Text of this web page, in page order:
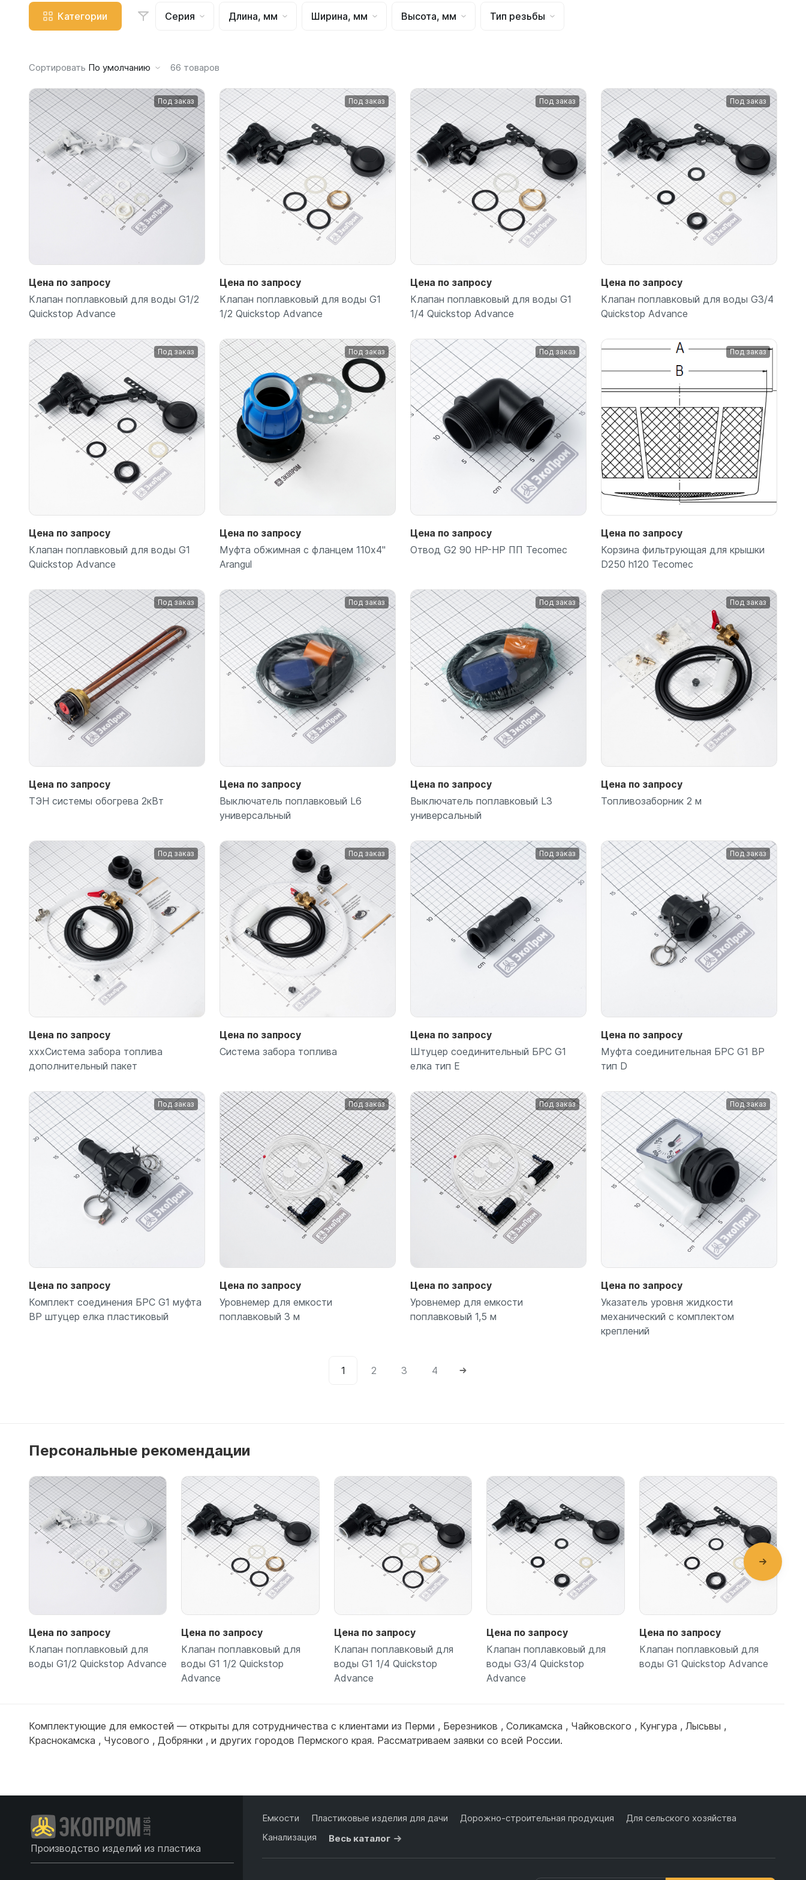
Емкости для воды 4000 литров
Емкости для воды 1500 литров
Емкости для воды 1000 литров
Емкости для воды 750 литров
Емкости для воды 600 литров
Емкости для воды 500 литров
Емкости для воды 400 литров
Емкости для воды 300 литров
Емкости для воды 240 литров
Емкости для воды 200 литров
Емкости для воды 100 литров
ЦКТ для ферментации
Категории Серия Длина, мм Ширина, мм Высота, мм Тип резьбы
Сортировать По умолчанию 66 товаров
Под заказ
Подробнее
Цена по запросу
Клапан поплавковый для воды G1/2
Quickstop Advance
Под заказ
Подробнее
Цена по запросу
Клапан поплавковый для воды G1
1/2 Quickstop Advance
Под заказ
Подробнее
Цена по запросу
Клапан поплавковый для воды G1
1/4 Quickstop Advance
Под заказ
Подробнее
Цена по запросу
Клапан поплавковый для воды G3/4
Quickstop Advance
Под заказ
Подробнее
Цена по запросу
Клапан поплавковый для воды G1
Quickstop Advance
Под заказ
Подробнее
Цена по запросу
Муфта обжимная с фланцем 110х4"
Arangul
Под заказ
Подробнее
Цена по запросу
Отвод G2 90 НР-НР ПП Tecomec
Под заказ
Подробнее
Цена по запросу
Корзина фильтрующая для крышки
D250 h120 Tecomec
Под заказ
Подробнее
Цена по запросу
ТЭН системы обогрева 2кВт
Под заказ
Подробнее
Цена по запросу
Выключатель поплавковый L6
универсальный
Под заказ
Подробнее
Цена по запросу
Выключатель поплавковый L3
универсальный
Под заказ
Подробнее
Цена по запросу
Топливозаборник 2 м
Под заказ
Подробнее
Цена по запросу
xxxСистема забора топлива
дополнительный пакет
Под заказ
Подробнее
Цена по запросу
Система забора топлива
Под заказ
Подробнее
Цена по запросу
Штуцер соединительный БРС G1
елка тип Е
Под заказ
Подробнее
Цена по запросу
Муфта соединительная БРС G1 ВР
тип D
Под заказ
Цена по запросу
Комплект соединения БРС G1 муфта
ВР штуцер елка пластиковый
Под заказ
Цена по запросу
Уровнемер для емкости
поплавковый 3 м
Под заказ
Цена по запросу
Уровнемер для емкости
поплавковый 1,5 м
Под заказ
Цена по запросу
Указатель уровня жидкости
механический с комплектом
креплений
1 2 3 4
Персональные рекомендации
Подробнее
Цена по запросу
Клапан поплавковый для
воды G1/2 Quickstop Advance
Подробнее
Цена по запросу
Клапан поплавковый для
воды G1 1/2 Quickstop
Advance
Подробнее
Цена по запросу
Клапан поплавковый для
воды G1 1/4 Quickstop
Advance
Подробнее
Цена по запросу
Клапан поплавковый для
воды G3/4 Quickstop
Advance
Подробнее
Цена по запросу
Клапан поплавковый для
воды G1 Quickstop Advance
Комплектующие для емкостей — открыты для сотрудничества с клиентами из Перми , Березников , Соликамска , Чайковского , Кунгура , Лысьвы ,
Краснокамска , Чусового , Добрянки , и других городов Пермского края. Рассматриваем заявки со всей России.
Производство изделий из пластика
Емкости Пластиковые изделия для дачи Дорожно-строительная продукция
Для сельского хозяйства
Канализация
Весь каталог